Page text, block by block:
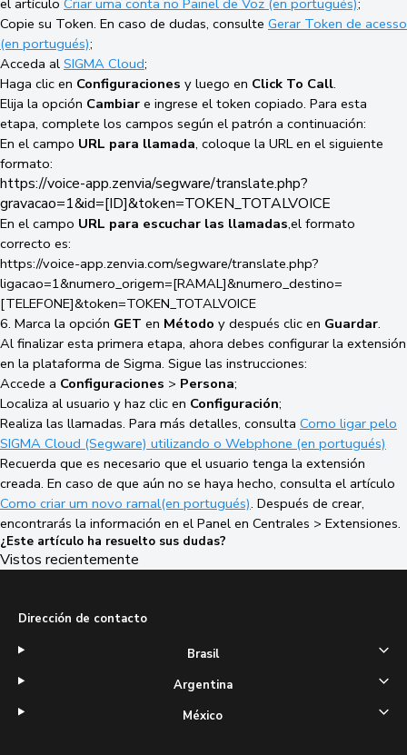
el artículo Criar uma conta no Painel de Voz (en portugués);
Copie su Token. En caso de dudas, consulte Gerar Token de acesso
(en portugués);
Acceda al SIGMA Cloud;
Haga clic en Configuraciones y luego en Click To Call.
Elija la opción Cambiar e ingrese el token copiado. Para esta
etapa, complete los campos según el patrón a continuación:
En el campo URL para llamada, coloque la URL en el siguiente
formato:
https://voice-app.zenvia/segware/translate.php?
gravacao=1&id=[ID]&token=TOKEN_TOTALVOICE
En el campo URL para escuchar las llamadas,el formato
correcto es:
https://voice-app.zenvia.com/segware/translate.php?
ligacao=1&numero_origem=[RAMAL]&numero_destino=
[TELEFONE]&token=TOKEN_TOTALVOICE
6. Marca la opción GET en Método y después clic en Guardar.
Al finalizar esta primera etapa, ahora debes configurar la extensión
en la plataforma de Sigma. Sigue las instrucciones:
Accede a Configuraciones > Persona;
Localiza al usuario y haz clic en Configuración;
Realiza las llamadas. Para más detalles, consulta Como ligar pelo
SIGMA Cloud (Segware) utilizando o Webphone (en portugués)
Recuerda que es necesario que el usuario tenga la extensión
creada. En caso de que aún no se haya hecho, consulta el artículo
Como criar um novo ramal(en portugués). Después de crear,
encontrarás la información en el Panel en Centrales > Extensiones.
¿Este artículo ha resuelto sus dudas?
Vistos recientemente
Dirección de contacto
Brasil
Argentina
México